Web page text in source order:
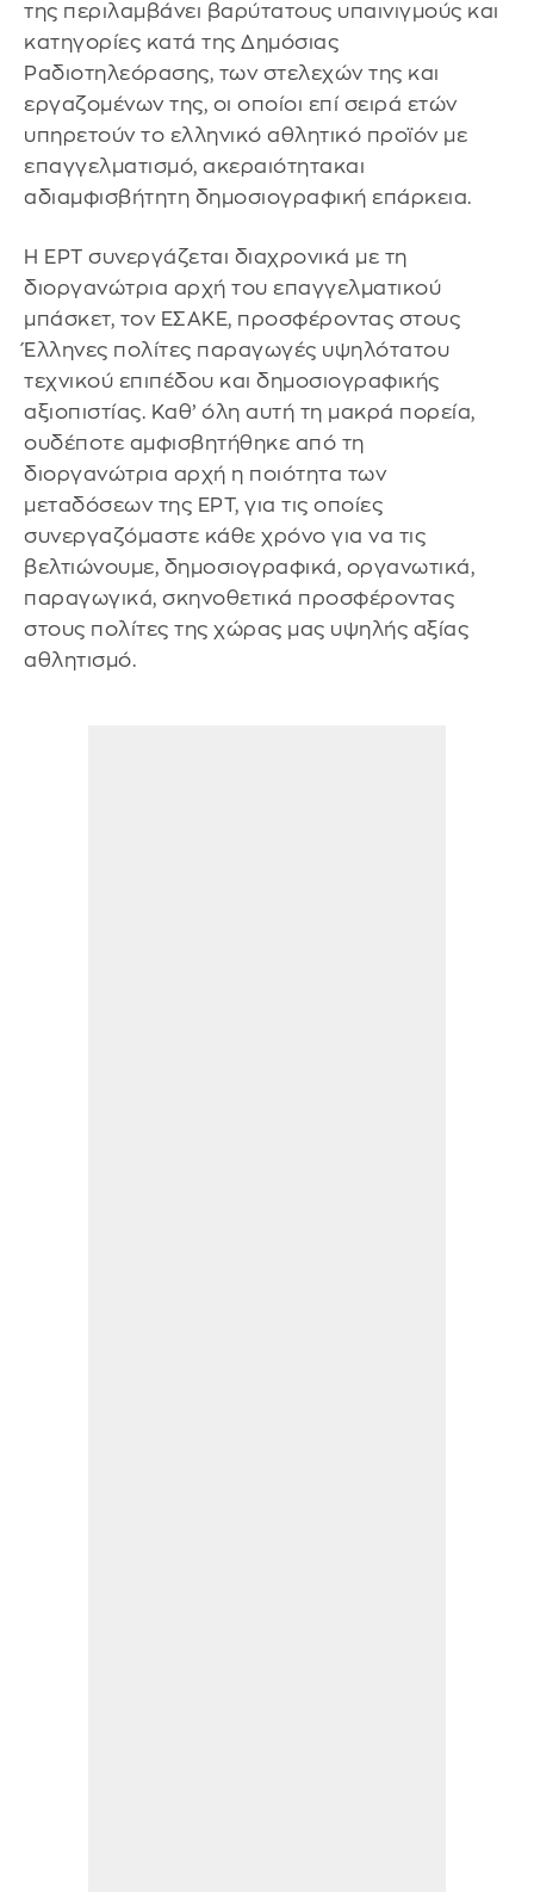
της περιλαμβάνει βαρύτατους υπαινιγμούς και
κατηγορίες κατά της Δημόσιας
Ραδιοτηλεόρασης, των στελεχών της και
εργαζομένων της, οι οποίοι επί σειρά ετών
υπηρετούν το ελληνικό αθλητικό προϊόν με
επαγγελματισμό, ακεραιότητακαι
αδιαμφισβήτητη δημοσιογραφική επάρκεια.
Η ΕΡΤ συνεργάζεται διαχρονικά με τη
διοργανώτρια αρχή του επαγγελματικού
μπάσκετ, τον ΕΣΑΚΕ, προσφέροντας στους
Έλληνες πολίτες παραγωγές υψηλότατου
τεχνικού επιπέδου και δημοσιογραφικής
αξιοπιστίας. Καθ’ όλη αυτή τη μακρά πορεία,
ουδέποτε αμφισβητήθηκε από τη
διοργανώτρια αρχή η ποιότητα των
μεταδόσεων της ΕΡΤ, για τις οποίες
συνεργαζόμαστε κάθε χρόνο για να τις
βελτιώνουμε, δημοσιογραφικά, οργανωτικά,
παραγωγικά, σκηνοθετικά προσφέροντας
στους πολίτες της χώρας μας υψηλής αξίας
αθλητισμό.